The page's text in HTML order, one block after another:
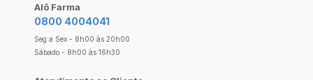
Alô Farma
0800 4004041
Seg a Sex - 8h00 às 20h00
Sábado - 8h00 às 16h30